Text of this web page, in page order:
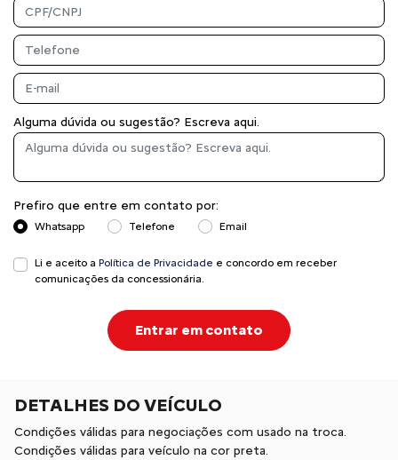
Alguma dúvida ou sugestão? Escreva aqui.
Prefiro que entre em contato por:
Whatsapp Telefone Email
Li e aceito a Política de Privacidade e concordo em receber
comunicações da concessionária.
Entrar em contato
DETALHES DO VEÍCULO
Condições válidas para negociações com usado na troca.
Condições válidas para veículo na cor preta.